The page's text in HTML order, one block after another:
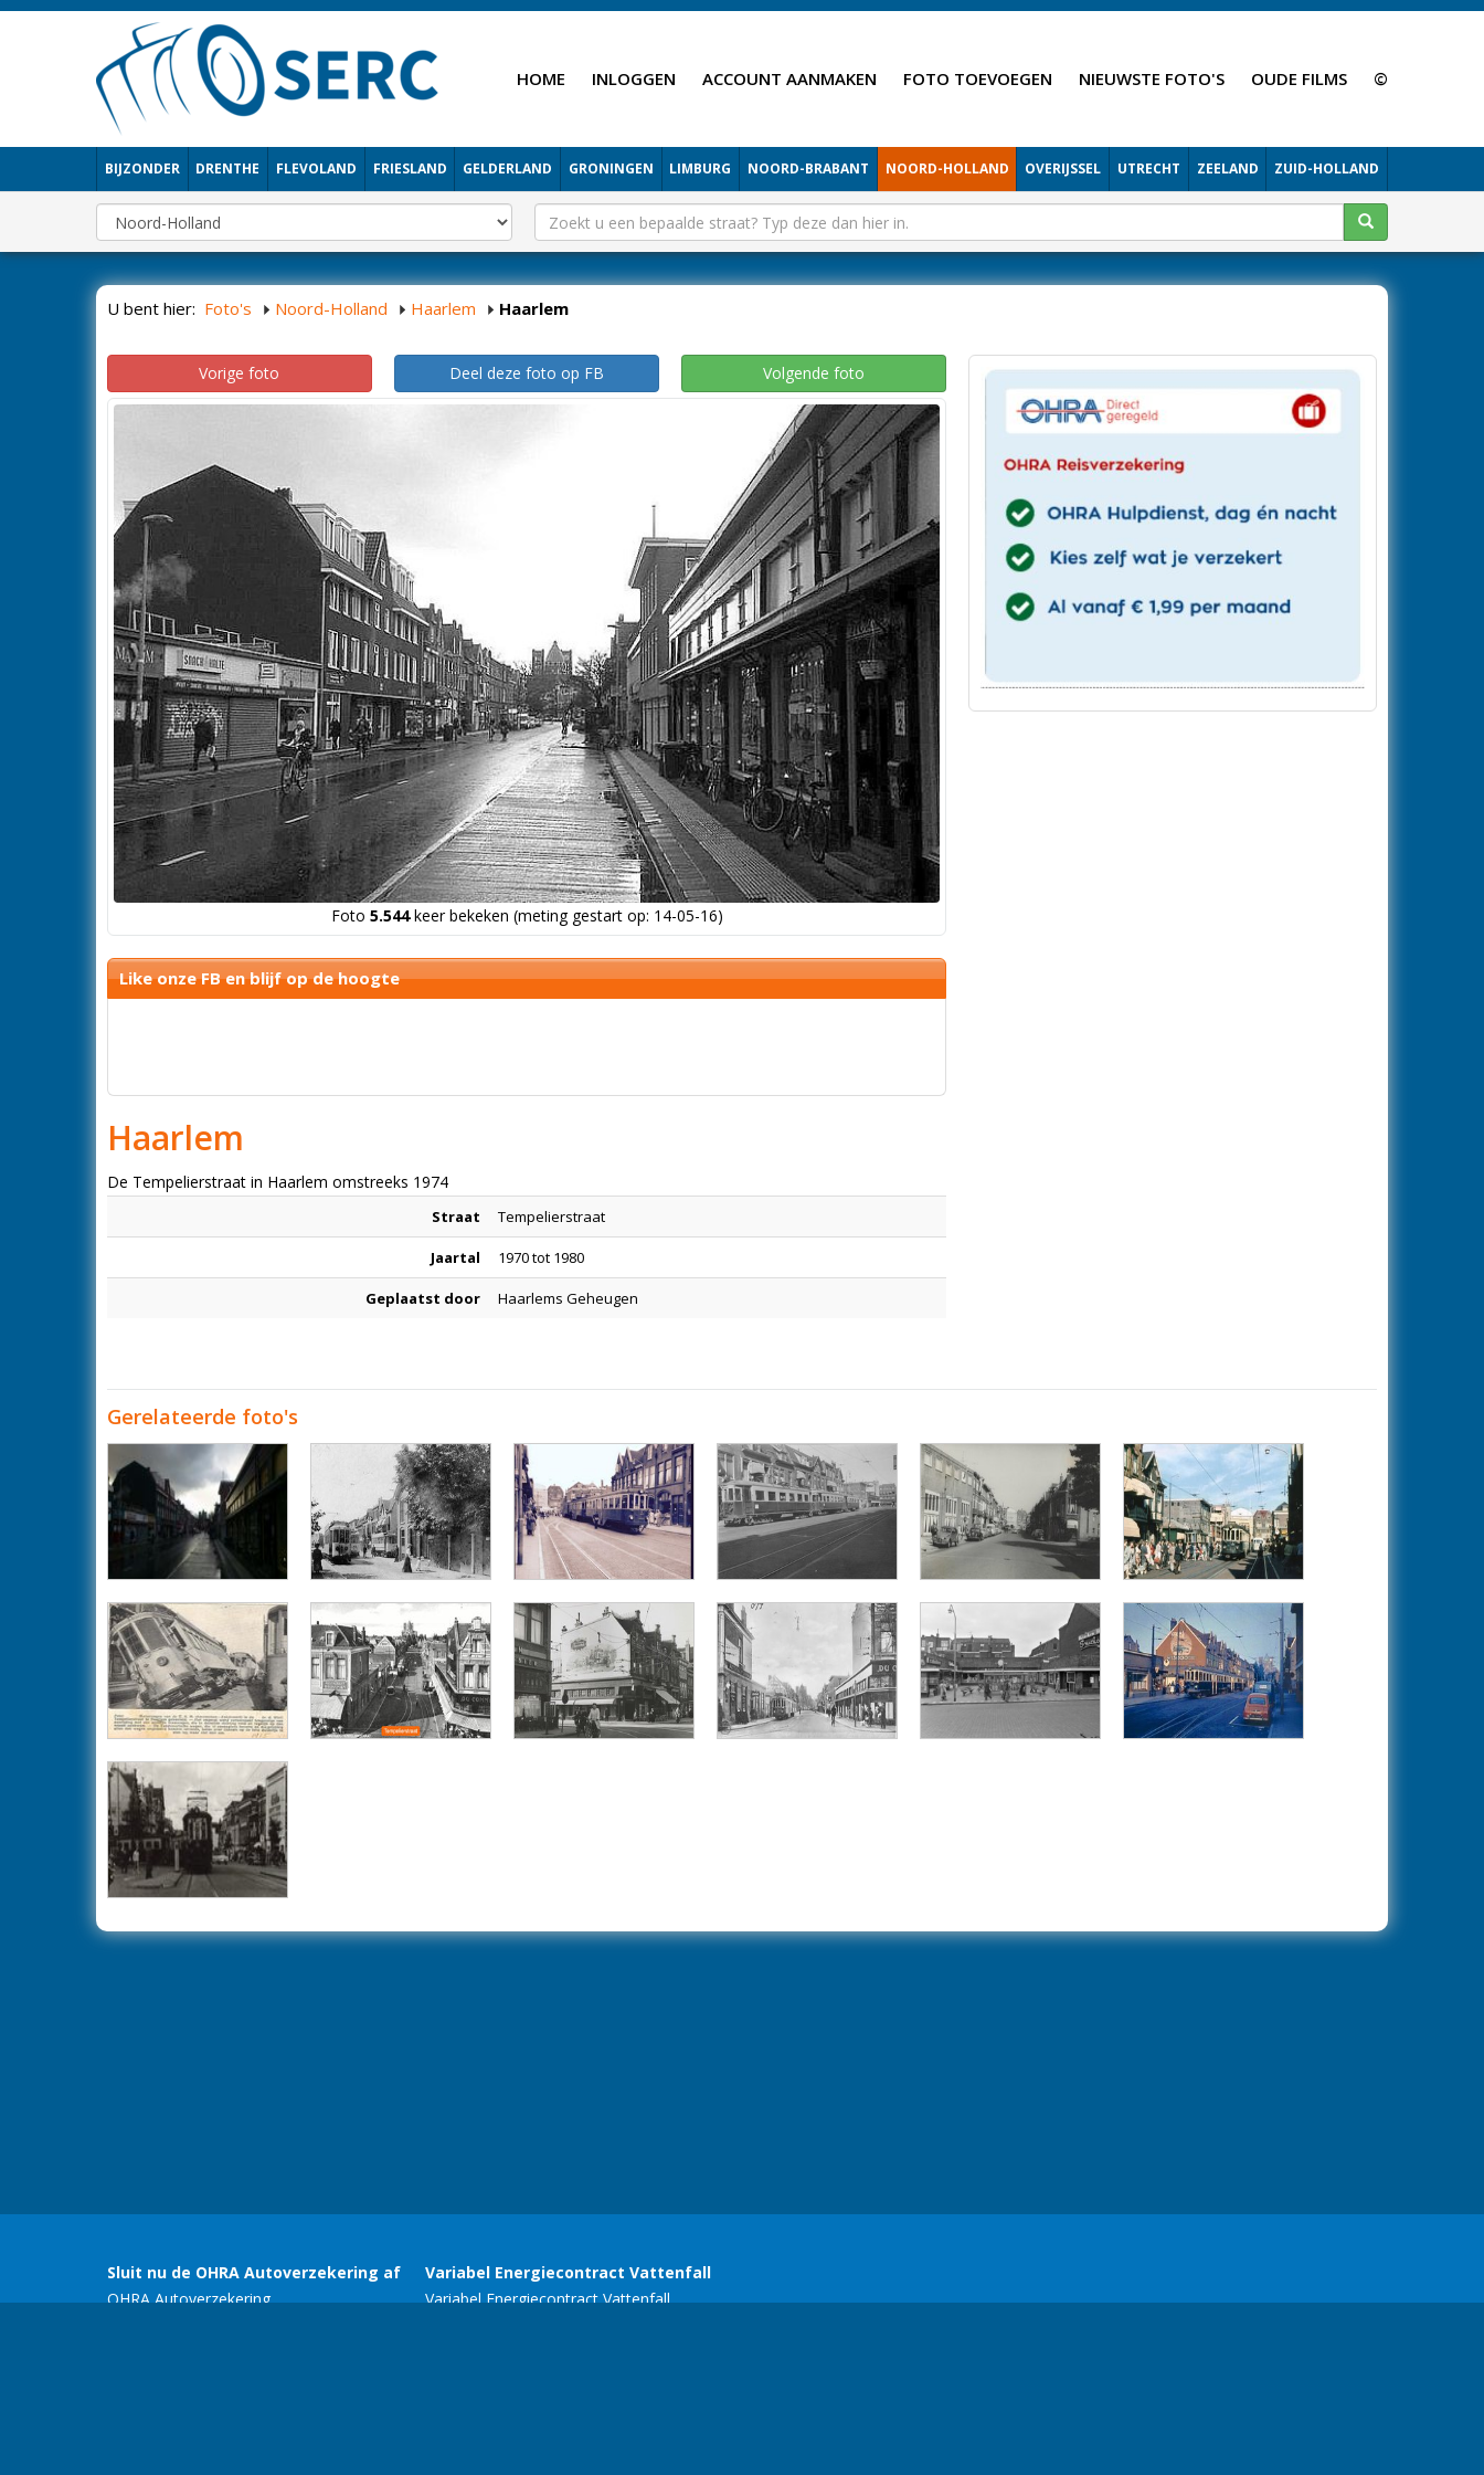
HOME INLOGGEN ACCOUNT AANMAKEN FOTO TOEVOEGEN NIEUWSTE FOTO'S OUDE FILMS ©
BIJZONDER DRENTHE FLEVOLAND FRIESLAND GELDERLAND GRONINGEN LIMBURG NOORD-BRABANT NOORD-HOLLAND OVERIJSSEL UTRECHT ZEELAND ZUID-HOLLAND
U bent hier: Foto's Noord-Holland Haarlem Haarlem
Vorige foto Deel deze foto op FB Volgende foto
Foto 5.544keer bekeken (meting gestart op: 14-05-16)
Like onze FB en blijf op de hoogte
Haarlem
De Tempelierstraat in Haarlem omstreeks 1974
Straat Tempelierstraat
Jaartal 1970 tot 1980
Geplaatst door Haarlems Geheugen
Gerelateerde foto's